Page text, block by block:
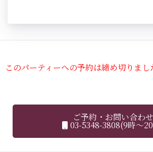
このパーティーへの予約は締め切りまし
ご予約・お問い合わせ
03-5348-3808(9時～